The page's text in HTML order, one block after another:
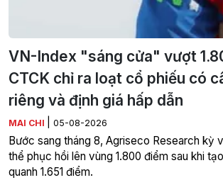
VN-Index "sáng cửa" vượt
CTCK chỉ ra loạt cổ phiếu có
riêng và định giá hấp dẫn
MAI CHI 05-08-2026
Bước sang tháng 8, Agriseco Research kỳ
thể phục hồi lên vùng 1.800 điểm sau khi
quanh 1.651 điểm.